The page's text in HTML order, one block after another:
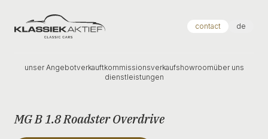
Klassiek Aktief contact de
unser Angebotverkauftkommissionsverkaufshowroomüber uns
dienstleistungen
MG B 1.8 Roadster Overdrive